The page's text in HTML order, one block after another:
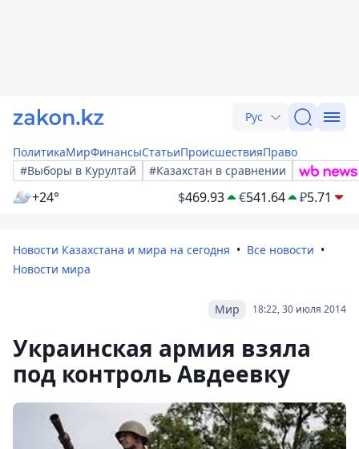
Рус
ПолитикаМирФинансыСтатьиПроисшествияПраво
#Выборы в Курултай
#Казахстан в сравнении
+24° $469.93 €541.64 ₽5.71
Новости Казахстана и мира на сегодня
Все новости
Новости мира
18:22, 30 июля 2014
Мир
Украинская армия взяла
под контроль Авдеевку